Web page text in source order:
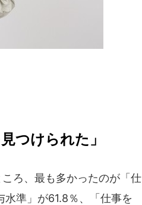
つけられた」
ろ、最も多かったのが「仕
準」が61.8％、「仕事を